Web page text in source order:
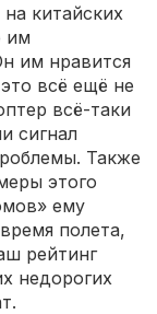
китайских
им
им нравится
всё ещё не
всё-таки
сигнал
Также
этого
ему
полета,
рейтинг
недорогих